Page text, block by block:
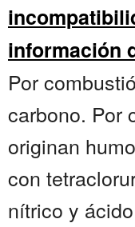
información
Por
carbono. Por
originan
con
nítrico y